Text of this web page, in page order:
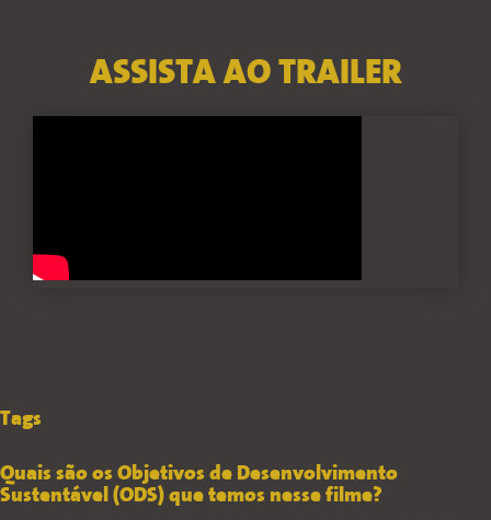
ASSISTA AO TRAILER
Tags
Quais são os Objetivos de Desenvolvimento
Sustentável (ODS) que temos nesse filme?